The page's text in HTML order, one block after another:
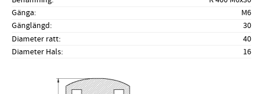
Gänga
M6
Gänglängd
30
Diameter ratt
40
Diameter Hals
16